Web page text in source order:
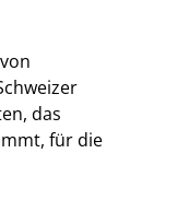
das
für die